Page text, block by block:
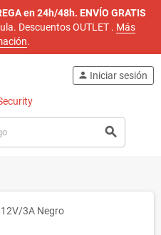
en 24h/48h. ENVÍO GRATIS
Descuentos OUTLET . Más
.
search
person Iniciar sesión